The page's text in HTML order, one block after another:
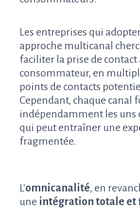
Les entreprises qui
approche multicanal
faciliter la prise de contact
consommateur, en
points de contacts
Cependant, chaque canal
indépendamment les uns
qui peut entraîner une
fragmentée.
L'omnicanalité, en
une intégration totale et